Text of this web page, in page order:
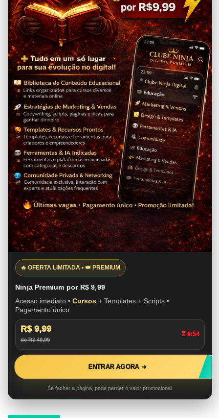
🔥 OFERTA LIMITADA • 👑 PREMIUM
Ninja Premium por R$ 9,99
Acesso imediato • Cursos + Templates + Scripts •
Pagamento único
R$ 9,99
de R$ 49,99
⏳ 9:53
ENTRAR AGORA ➜
Se fechar a página, pode perder o valor promocional.